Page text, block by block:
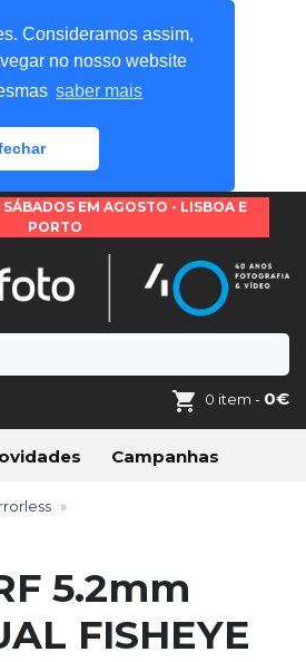
Consideramos assim,
no nosso website
saber mais
SÁBADOS EM AGOSTO - LISBOA E
PORTO
0 item - 0€
Campanhas
5.2mm
FISHEYE